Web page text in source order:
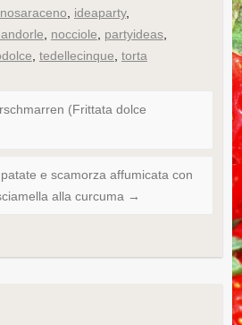
, ideaparty,
, nocciole, partyideas,
, tedellecinque, torta
(Frittata dolce
e scamorza affumicata con
alla curcuma →